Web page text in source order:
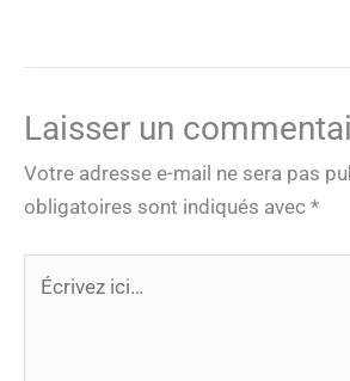
Laisser un
Votre adresse e-mail ne sera pas
obligatoires sont indiqués avec *